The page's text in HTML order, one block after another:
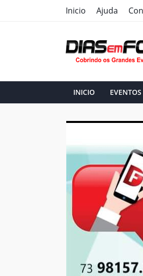
Inicio Ajuda
INICIO EVENTOS